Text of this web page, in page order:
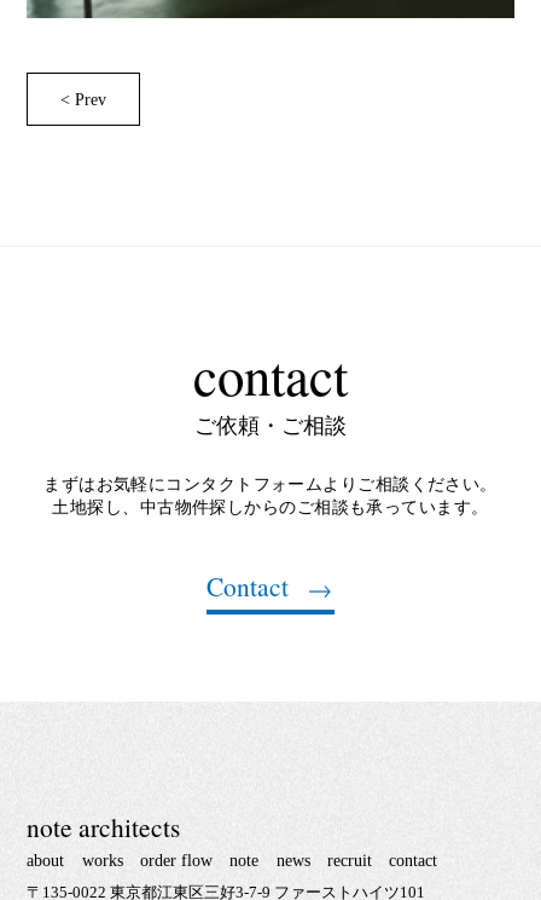
< Prev
contact
ご依頼・ご相談
まずはお気軽にコンタクトフォームよりご相談ください。
土地探し、中古物件探しからのご相談も承っています。
Contact
note architects
about works order flow note news recruit contact
〒135-0022 東京都江東区三好3-7-9 ファーストハイツ101